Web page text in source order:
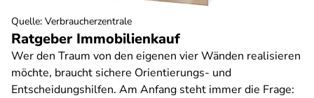
Ratgeber Immobilienkauf
Wer den Traum von den eigenen vier Wänden realisieren
möchte, braucht sichere Orientierungs- und
Entscheidungshilfen. Am Anfang steht immer die Frage:
Quelle: Verbraucherzentrale